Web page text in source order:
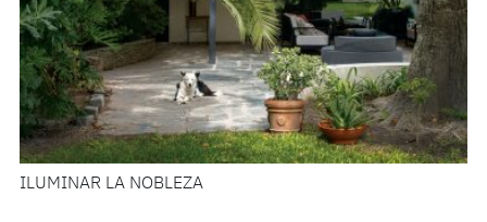
ILUMINAR LA NOBLEZA